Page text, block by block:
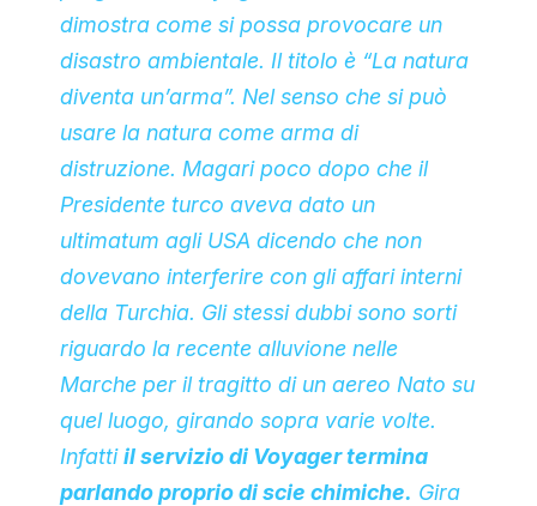
dimostra come si possa provocare un
disastro ambientale. Il titolo è “La natura
diventa un’arma”. Nel senso che si può
usare la natura come arma di
distruzione. Magari poco dopo che il
Presidente turco aveva dato un
ultimatum agli USA dicendo che non
dovevano interferire con gli affari interni
della Turchia. Gli stessi dubbi sono sorti
riguardo la recente alluvione nelle
Marche per il tragitto di un aereo Nato su
quel luogo, girando sopra varie volte.
Infattiil servizio di Voyager termina
parlando proprio di scie chimiche. Gira